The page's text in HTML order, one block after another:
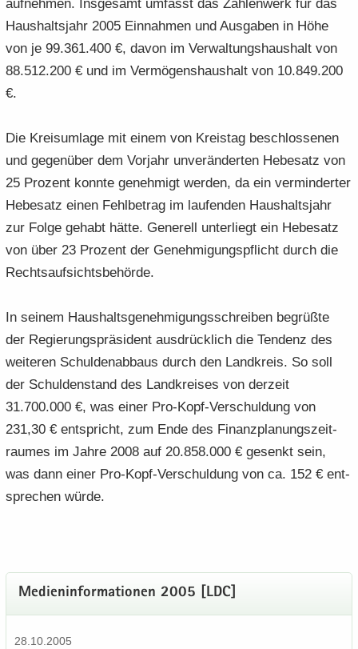
auf­neh­men. Ins­ge­samt um­fasst das Zah­len­werk für das
Haus­halts­jahr 2005 Ein­nah­men und Aus­ga­ben in Höhe
von je 99.361.400 €, davon im Ver­wal­tungs­haus­halt von
88.512.200 € und im Ver­mö­gens­haus­halt von 10.849.200
€.
Die Kreis­um­la­ge mit einem von Kreis­tag be­schlos­se­nen
und ge­gen­über dem Vor­jahr un­ver­än­der­ten He­be­satz von
25 Pro­zent konn­te ge­neh­migt wer­den, da ein ver­min­der­ter
He­be­satz einen Fehl­be­trag im lau­fen­den Haus­halts­jahr
zur Folge ge­habt hätte. Ge­ne­rell un­ter­liegt ein He­be­satz
von über 23 Pro­zent der Ge­neh­mi­gungs­pflicht durch die
Rechts­auf­sichts­be­hör­de.
In sei­nem Haus­halts­ge­neh­mi­gungs­schrei­ben be­grüß­te
der Re­gie­rungs­prä­si­dent aus­drück­lich die Ten­denz des
wei­te­ren Schul­den­ab­baus durch den Land­kreis. So soll
der Schul­den­stand des Land­krei­ses von der­zeit
31.700.000 €, was einer Pro-​Kopf-Verschuldung von
231,30 € ent­spricht, zum Ende des Fi­nanz­pla­nungs­zeit­
rau­mes im Jahre 2008 auf 20.858.000 € ge­senkt sein,
was dann einer Pro-​Kopf-Verschuldung von ca. 152 € ent­
spre­chen würde.
Me­di­en­in­for­ma­tio­nen 2005 [LDC]
28.10.2005